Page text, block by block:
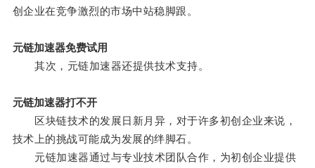
创企业在竞争激烈的市场中站稳脚跟。
元链加速器免费试用
其次，元链加速器还提供技术支持。
元链加速器打不开
区块链技术的发展日新月异，对于许多初创企业来说，
技术上的挑战可能成为发展的绊脚石。
元链加速器通过与专业技术团队合作，为初创企业提供